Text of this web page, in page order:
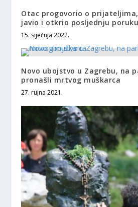
Otac progovorio o
javio i otkrio posljednju
15. siječnja 2022.
Novo ubojstvo u Zagrebu, na
pronašli mrtvog muškarca
27. rujna 2021.